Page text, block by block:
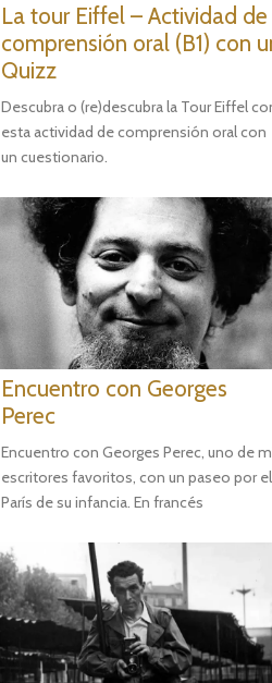
La tour Eiffel – Actividad de
comprensión oral (B1) con
Quizz
Descubra o (re)descubra la Tour Eiffel
esta actividad de comprensión oral con
un cuestionario.
Encuentro con Georges
Perec
Encuentro con Georges Perec, uno de
escritores favoritos, con un paseo por el
París de su infancia. En francés